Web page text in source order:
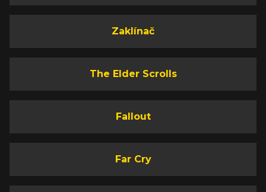
Zaklínač
The Elder Scrolls
Fallout
Far Cry